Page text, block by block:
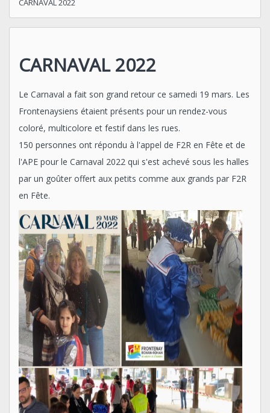
CARNAVAL 2022
CARNAVAL 2022
Le Carnaval a fait son grand retour ce samedi 19 mars. Les
Frontenaysiens étaient présents pour un rendez-vous
coloré, multicolore et festif dans les rues.
150 personnes ont répondu à l'appel de F2R en Fête et de
l'APE pour le Carnaval 2022 qui s'est achevé sous les halles
par un goûter offert aux petits comme aux grands par F2R
en Fête.